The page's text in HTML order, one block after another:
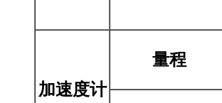
加速度计
量程